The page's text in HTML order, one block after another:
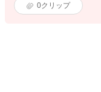
0クリップ